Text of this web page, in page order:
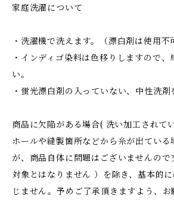
家庭洗濯について
・洗濯機で洗えます。（漂白剤は使用不
・インディゴ染料は色移りしますので、
い。
・蛍光漂白剤の入っていない、中性洗剤
商品に欠陥がある場合( 洗い加工されて
ホールや縫製箇所などから糸が出ている
が、商品自体に問題はございませんの
対象とはなりません ）を除き、基本的
じません。予めご了承頂きますよう、お